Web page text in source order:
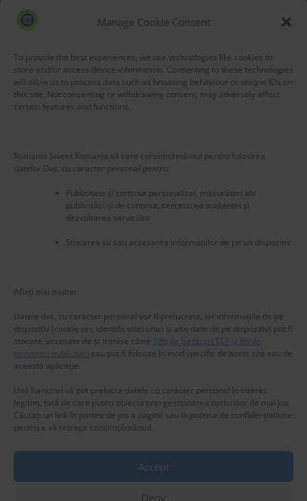
Manage Cookie Consent
To provide the best experiences, we use technologies like cookies to
store and/or access device information. Consenting to these technologies
will allow us to process data such as browsing behaviour or unique IDs on
this site. Not consenting or withdrawing consent, may adversely affect
certain features and functions.
Romania Sweet Romania vă cere consimțământul pentru folosirea
datelor Dvs. cu caracter personal pentru:
Publicitate și conținut personalizat, măsurători ale
publicității și de conținut, cercetarea audienței și
dezvoltarea serviciilor
Stocarea și/ sau accesarea informațiilor de pe un dispozitiv
Aflați mai multe:
Datele dvs. cu caracter personal vor fi prelucrate, iar informațiile de pe
dispozitiv (cookie-uri, identificatori unici și alte date de pe dispozitiv) pot fi
stocate, accesate de și trimise către 136 de furnizori TCF și 66 de
parteneri publicitari sau pot fi folosite în mod specific de acest site sau de
această aplicație.
Unii furnizori vă pot prelucra datele cu caracter personal în interes
legitim, față de care puteți obiecta prin gestionarea opțiunilor de mai jos.
Căutați un link în partea de jos a paginii sau în politica de confidențialitate
pentru a vă retrage consimțământul.
Accept
Deny
Privacy & Cookies: This site uses cookies. By continuing to use this